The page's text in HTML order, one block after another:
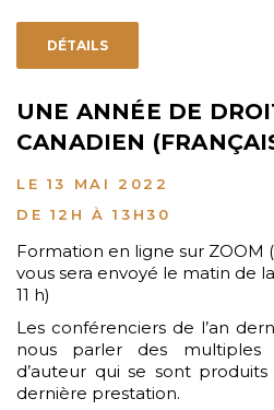
DÉTAILS
UNE ANNÉE DE
CANADIEN
LE 13 MAI 2022
DE 12H À 13H30
Formation en ligne sur ZOOM
vous sera envoyé le matin de
11 h)
Les conférenciers de l’an
nous parler des multiples
d’auteur qui se sont
dernière prestation.